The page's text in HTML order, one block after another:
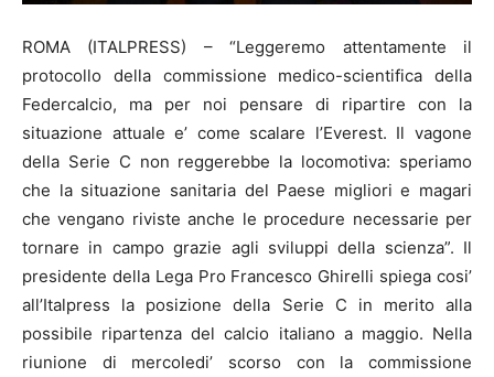
ROMA (ITALPRESS) – “Leggeremo attentamente il
protocollo della commissione medico-scientifica della
Federcalcio, ma per noi pensare di ripartire con la
situazione attuale e’ come scalare l’Everest. Il vagone
della Serie C non reggerebbe la locomotiva: speriamo
che la situazione sanitaria del Paese migliori e magari
che vengano riviste anche le procedure necessarie per
tornare in campo grazie agli sviluppi della scienza”. Il
presidente della Lega Pro Francesco Ghirelli spiega cosi’
all’Italpress la posizione della Serie C in merito alla
possibile ripartenza del calcio italiano a maggio. Nella
riunione di mercoledi’ scorso con la commissione